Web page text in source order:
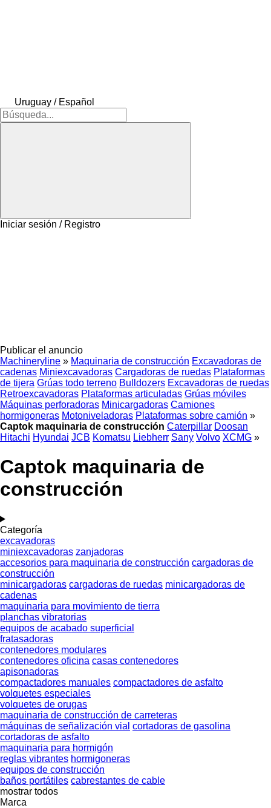
Uruguay / Español
Iniciar sesión / Registro
Publicar el anuncio
Machineryline » Maquinaria de construcción Excavadoras de
cadenas Miniexcavadoras Cargadoras de ruedas Plataformas
de tijera Grúas todo terreno Bulldozers Excavadoras de ruedas
Retroexcavadoras Plataformas articuladas Grúas móviles
Máquinas perforadoras Minicargadoras Camiones
hormigoneras Motoniveladoras Plataformas sobre camión »
Captok maquinaria de construcción Caterpillar Doosan
Hitachi Hyundai JCB Komatsu Liebherr Sany Volvo XCMG »
Captok maquinaria de
construcción
Categoría
excavadoras
miniexcavadoras zanjadoras
accesorios para maquinaria de construcción cargadoras de
construcción
minicargadoras cargadoras de ruedas minicargadoras de
cadenas
maquinaria para movimiento de tierra
planchas vibratorias
equipos de acabado superficial
fratasadoras
contenedores modulares
contenedores oficina casas contenedores
apisonadoras
compactadores manuales compactadores de asfalto
volquetes especiales
volquetes de orugas
maquinaria de construcción de carreteras
máquinas de señalización vial cortadoras de gasolina
cortadoras de asfalto
maquinaria para hormigón
reglas vibrantes hormigoneras
equipos de construcción
baños portátiles cabrestantes de cable
mostrar todos
Marca